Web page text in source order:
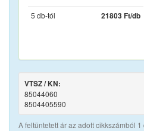
5 db-tól 21803 Ft/db
VTSZ / KN:
85044060
8504405590
A feltüntetett ár az adott cikkszámból